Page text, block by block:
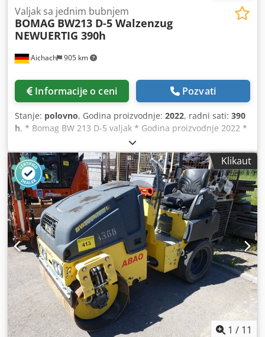
Aichach 905 km
Valjak sa jednim bubnjem
BOMAG BW213 D-5 Walzenzug
NEWUERTIG 390h
Informacije o ceni Pozvati
Stanje: polovno, Godina proizvodnje: 2022, radni sati: 390
h, * Bomag BW 213 D-5 valjak * Godina proizvodnje 2022 *
390 radnih sati * Euro 5 * 12.500-14.800 kg * Deutz motor
95KW Dedpfoyr U Tnox Ai Ueck * Klima uređaj * Gume:
23,1-26IND * KAO NOV!
Klikaut
1 / 11